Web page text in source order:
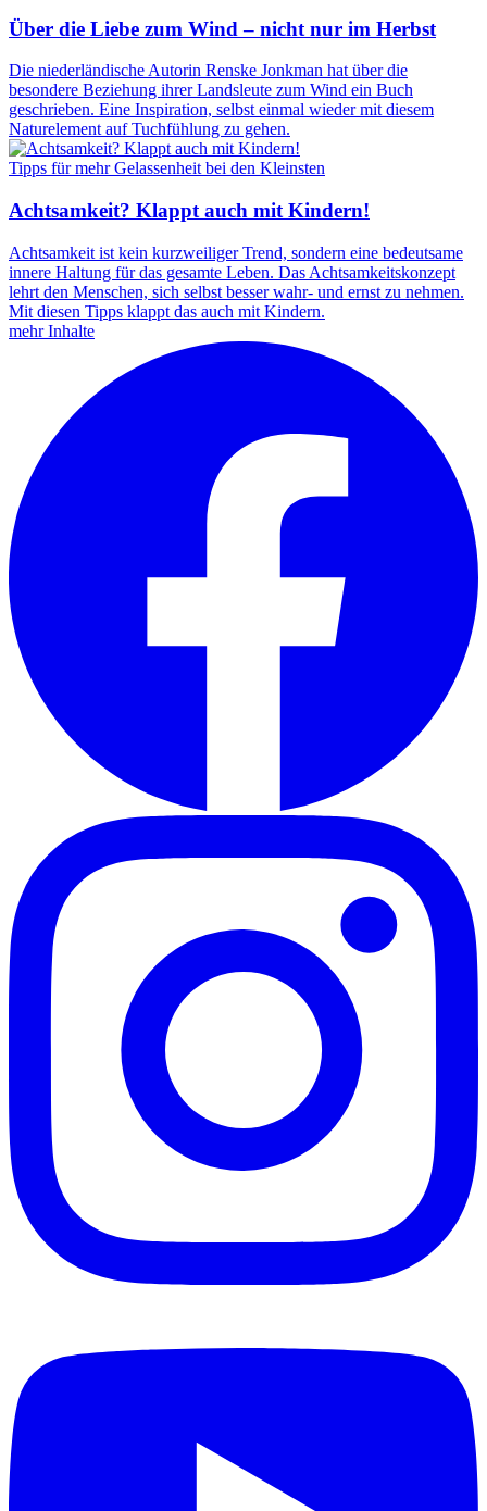
Über die Liebe zum Wind – nicht nur im Herbst
Die niederländische Autorin Renske Jonkman hat über die
besondere Beziehung ihrer Landsleute zum Wind ein Buch
geschrieben. Eine Inspiration, selbst einmal wieder mit diesem
Naturelement auf Tuchfühlung zu gehen.
Tipps für mehr Gelassenheit bei den Kleinsten
Achtsamkeit? Klappt auch mit Kindern!
Achtsamkeit ist kein kurzweiliger Trend, sondern eine bedeutsame
innere Haltung für das gesamte Leben. Das Achtsamkeitskonzept
lehrt den Menschen, sich selbst besser wahr- und ernst zu nehmen.
Mit diesen Tipps klappt das auch mit Kindern.
mehr Inhalte